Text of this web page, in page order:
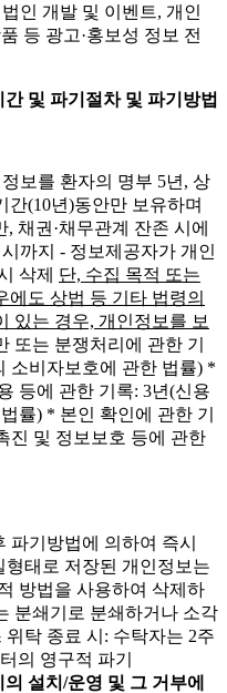
인 개발 및 이벤트, 개인
등 광고·홍보성 정보 전
및 파기절차 및 파기방법
보를 환자의 명부 5년, 상
간(10년)동안만 보유하며
채권·채무관계 잔존 시에
까지 - 정보제공자가 개인
삭제 단, 수집 목적 또는
도 상법 등 기타 법령의
있는 경우, 개인정보를 보
또는 분쟁처리에 관한 기
소비자보호에 관한 법률) *
등에 관한 기록: 3년(신용
률) * 본인 확인에 관한 기
진 및 정보보호 등에 관한
파기방법에 의하여 즉시
태로 저장된 개인정보는
방법을 사용하여 삭제하
분쇄기로 분쇄하거나 소각
탁 종료 시: 수탁자는 2주
의 영구적 파기
설치/운영 및 그 거부에